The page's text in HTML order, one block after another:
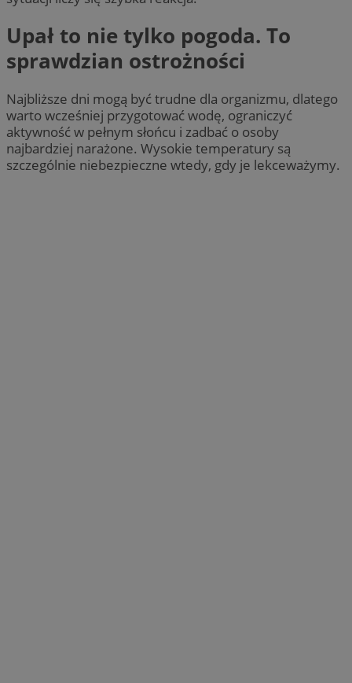
Upał to nie tylko pogoda. To
sprawdzian ostrożności
Najbliższe dni mogą być trudne dla organizmu, dlatego
warto wcześniej przygotować wodę, ograniczyć
aktywność w pełnym słońcu i zadbać o osoby
najbardziej narażone. Wysokie temperatury są
szczególnie niebezpieczne wtedy, gdy je lekceważymy.